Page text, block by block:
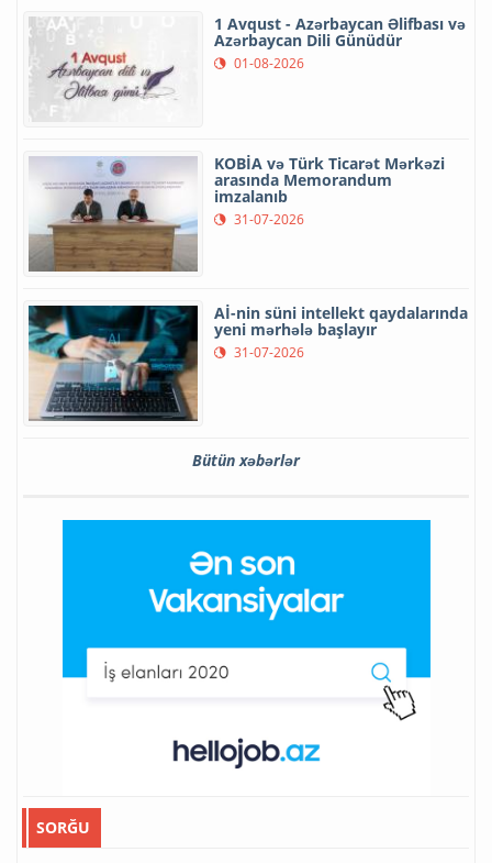
1 Avqust - Azərbaycan Əlifbası və
Azərbaycan Dili Günüdür
01-08-2026
KOBİA və Türk Ticarət Mərkəzi
arasında Memorandum
imzalanıb
31-07-2026
Aİ-nin süni intellekt qaydalarında
yeni mərhələ başlayır
31-07-2026
Bütün xəbərlər
SORĞU